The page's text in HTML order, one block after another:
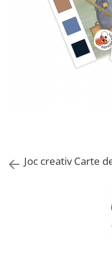
Joc creativ Carte